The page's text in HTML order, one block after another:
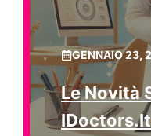
GENNAIO 23,
Le Novità